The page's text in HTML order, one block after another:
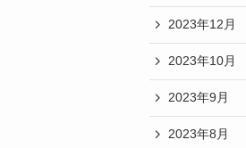
2023年12月
2023年10月
2023年9月
2023年8月